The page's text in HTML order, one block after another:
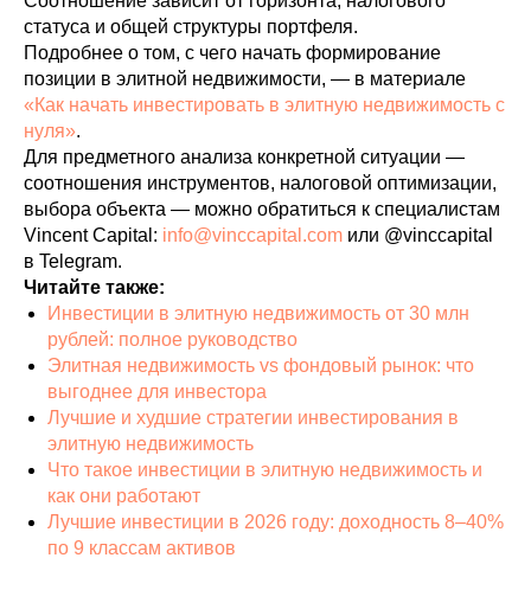
статуса и общей структуры портфеля.
Подробнее о том, с чего начать формирование
позиции в элитной недвижимости, — в материале
«Как начать инвестировать в элитную недвижимость с
нуля».
Для предметного анализа конкретной ситуации —
соотношения инструментов, налоговой оптимизации,
выбора объекта — можно обратиться к специалистам
Vincent Capital: info@vinccapital.com или @vinccapital
в Telegram.
Читайте также:
Инвестиции в элитную недвижимость от 30 млн
рублей: полное руководство
Элитная недвижимость vs фондовый рынок: что
выгоднее для инвестора
Лучшие и худшие стратегии инвестирования в
элитную недвижимость
Что такое инвестиции в элитную недвижимость и
как они работают
Лучшие инвестиции в 2026 году: доходность 8–40%
по 9 классам активов